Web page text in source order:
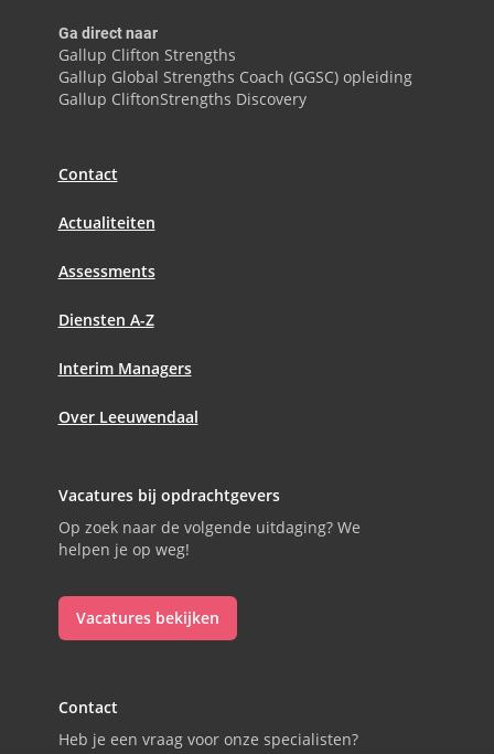
Ga direct naar
Gallup Clifton Strengths
Gallup Global Strengths Coach (GGSC) opleiding
Gallup CliftonStrengths Discovery
Contact
Actualiteiten
Assessments
Diensten A-Z
Interim Managers
Over Leeuwendaal
Contact
Heb je een vraag voor onze specialisten?
Vacatures bij opdrachtgevers
Op zoek naar de volgende uitdaging? We
helpen je op weg!
Vacatures bekijken